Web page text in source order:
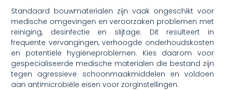
Standaard bouwmaterialen zijn vaak ongeschikt voor
medische omgevingen en veroorzaken problemen met
reiniging, desinfectie en slijtage. Dit resulteert in
frequente vervangingen, verhoogde onderhoudskosten
en potentiële hygiëneproblemen. Kies daarom voor
gespecialiseerde medische materialen die bestand zijn
tegen agressieve schoonmaakmiddelen en voldoen
aan antimicrobiële eisen voor zorginstellingen.